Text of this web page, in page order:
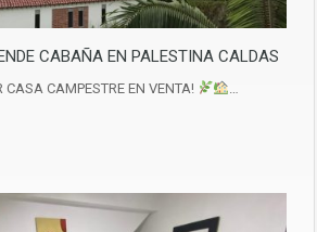
CABAÑA EN PALESTINA CALDAS
CASA CAMPESTRE EN VENTA!
…